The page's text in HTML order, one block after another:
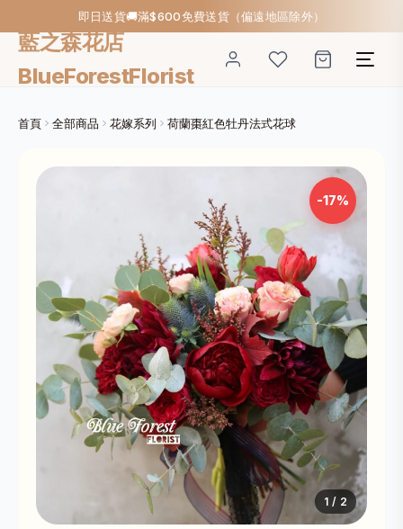
即日送貨🚚滿$600免費送貨（偏遠地區除外）
藍之森花店
BlueForestFlorist
首頁 全部商品 花嫁系列 荷蘭棗紅色牡丹法式花球
-17%
1 / 2